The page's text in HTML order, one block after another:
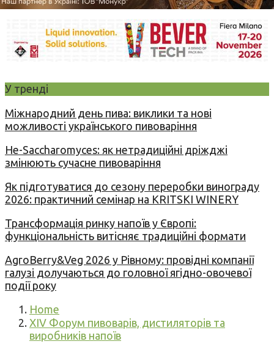
У тренді
Міжнародний день пива: виклики та нові
можливості українського пивоваріння
Не-Saccharomyces: як нетрадиційні дріжджі
змінюють сучасне пивоваріння
Як підготуватися до сезону переробки винограду
2026: практичний семінар на KRITSKI WINERY
Трансформація ринку напоїв у Європі:
функціональність витісняє традиційні формати
AgroBerry&Veg 2026 у Рівному: провідні компанії
галузі долучаються до головної ягідно-овочевої
події року
Home
XIV Форум пивоварів, дистиляторів та
виробників напоїв